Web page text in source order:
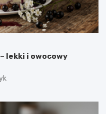
lekki i owocowy